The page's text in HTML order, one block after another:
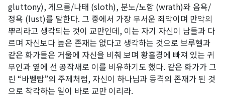
gluttony), 게으름/나태 (sloth), 분노/노함 (wrath)와 음욕/
정욕 (lust)를 말한다. 그 중에서 가장 무서운 죄악이며 만악의
뿌리라고 생각되는 것이 교만인데, 이는 자기 자신이 남들과 다
르며 자신보다 높은 존재는 없다고 생각하는 것으로 브루헬과
같은 화가들은 거울에 자신을 비춰 보며 황홀경에 빠져 있는 귀
부인과 옆에 선 공작새로 이를 비유하기도 했다. 같은 화가가 그
린 “바벨탑”의 주제처럼, 자신이 하나님과 동격의 존재가 된 것
으로 착각하는 일이 바로 교만 이리라.